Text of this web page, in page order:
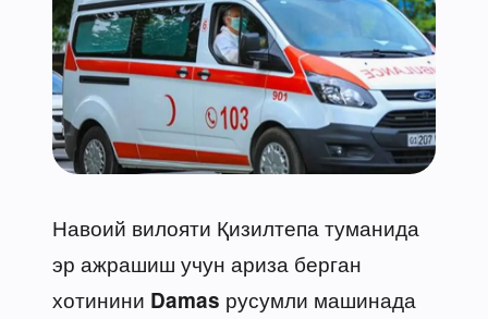
Навоий вилояти Қизилтепа туманида
эр ажрашиш учун ариза берган
хотинини Damas русумли машинада